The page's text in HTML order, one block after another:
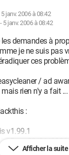
janv. 2006 à 08:42
5 janv. 2006 à 08:42
demandes à
je ne suis pas
ces
/ ad
rien n'y a fait
:
v1.99.1
on 03/01/2006
(WinNT
Afficher la suite